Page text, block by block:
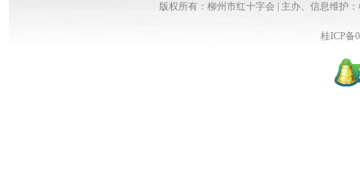
版权所有：柳州市红十字会 | 主办、信息维护
桂ICP备